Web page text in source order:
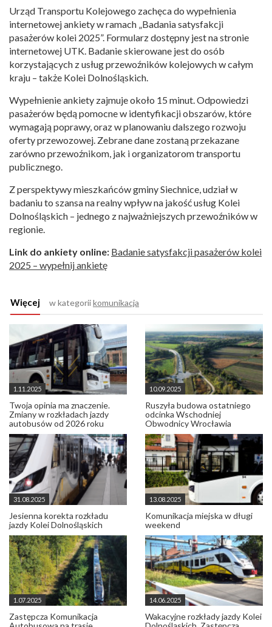
Urząd Transportu Kolejowego zachęca do wypełnienia
internetowej ankiety w ramach „Badania satysfakcji
pasażerów kolei 2025”. Formularz dostępny jest na stronie
internetowej UTK. Badanie skierowane jest do osób
korzystających z usług przewoźników kolejowych w całym
kraju – także Kolei Dolnośląskich.
Wypełnienie ankiety zajmuje około 15 minut. Odpowiedzi
pasażerów będą pomocne w identyfikacji obszarów, które
wymagają poprawy, oraz w planowaniu dalszego rozwoju
oferty przewozowej. Zebrane dane zostaną przekazane
zarówno przewoźnikom, jak i organizatorom transportu
publicznego.
Z perspektywy mieszkańców gminy Siechnice, udział w
badaniu to szansa na realny wpływ na jakość usług Kolei
Dolnośląskich – jednego z najważniejszych przewoźników w
regionie.
Link do ankiety online: Badanie satysfakcji pasażerów kolei
2025 – wypełnij ankietę
Więcej w kategoriikomunikacja
1.11.2025
Twoja opinia ma znaczenie.
Zmiany w rozkładach jazdy
autobusów od 2026 roku
10.09.2025
Ruszyła budowa ostatniego
odcinka Wschodniej
Obwodnicy Wrocławia
31.08.2025
Jesienna korekta rozkładu
jazdy Kolei Dolnośląskich
13.08.2025
Komunikacja miejska w długi
weekend
1.07.2025
Zastępcza Komunikacja
14.06.2025
Wakacyjne rozkłady jazdy Kolei